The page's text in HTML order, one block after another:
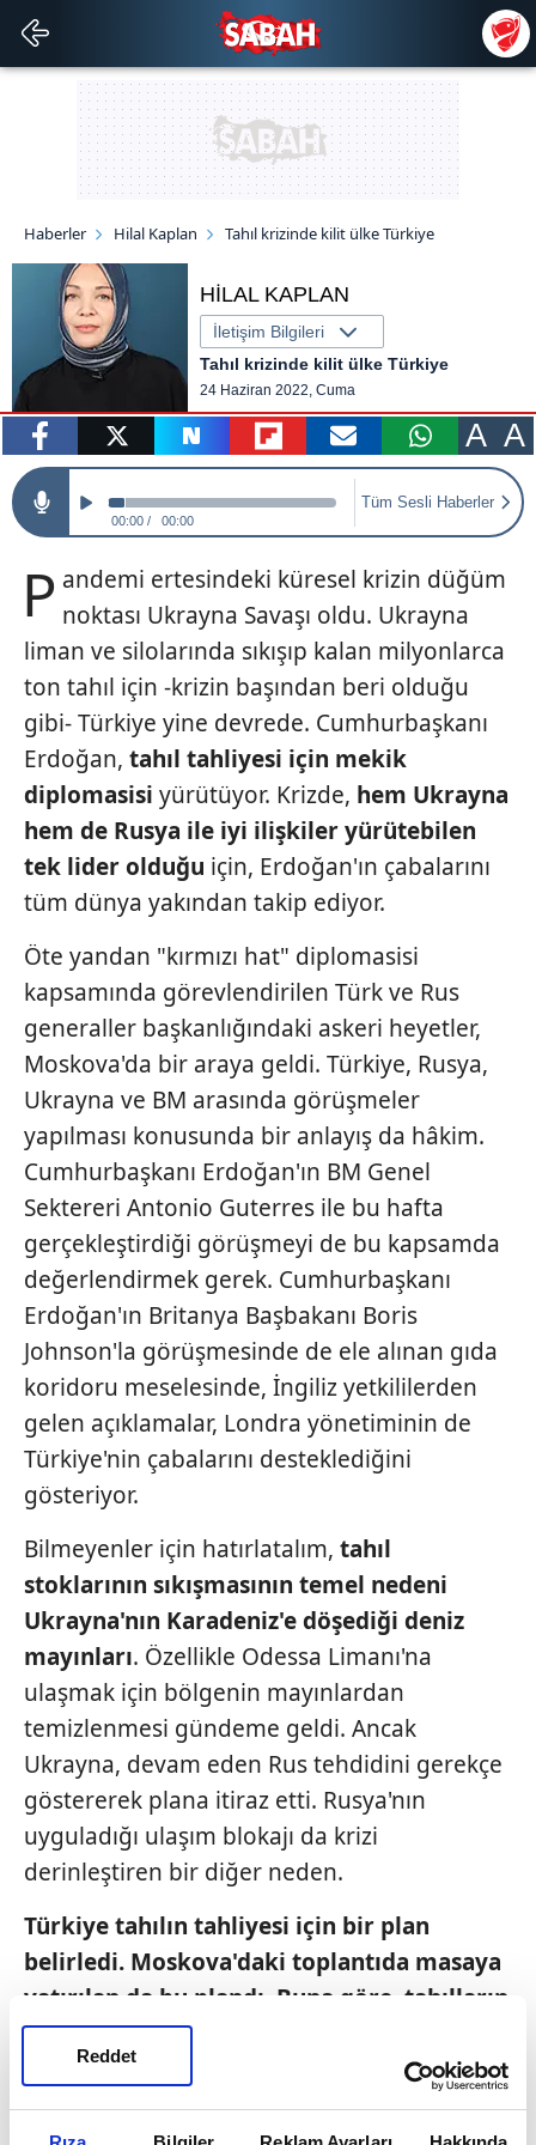
Reddet
Haberler Hilal Kaplan Tahıl krizinde kilit ülke Türkiye
HİLAL KAPLAN
İletişim Bilgileri
Tahıl krizinde kilit ülke Türkiye
24 Haziran 2022, Cuma
paylaş tweetle paylaş paylaş yazara
gönder
paylaş
A A
00:00 00:00
Tüm Sesli Haberler
P andemi ertesindeki küresel krizin düğüm
noktası Ukrayna Savaşı oldu. Ukrayna
liman ve silolarında sıkışıp kalan milyonlarca
ton tahıl için -krizin başından beri olduğu
gibi- Türkiye yine devrede. Cumhurbaşkanı
Erdoğan, tahıl tahliyesi için mekik
diplomasisi yürütüyor. Krizde, hem Ukrayna
hem de Rusya ile iyi ilişkiler yürütebilen
tek lider olduğu için, Erdoğan'ın çabalarını
tüm dünya yakından takip ediyor.
Öte yandan "kırmızı hat" diplomasisi
kapsamında görevlendirilen Türk ve Rus
generaller başkanlığındaki askeri heyetler,
Moskova'da bir araya geldi. Türkiye, Rusya,
Ukrayna ve BM arasında görüşmeler
yapılması konusunda bir anlayış da hâkim.
Cumhurbaşkanı Erdoğan'ın BM Genel
Sektereri Antonio Guterres ile bu hafta
gerçekleştirdiği görüşmeyi de bu kapsamda
değerlendirmek gerek. Cumhurbaşkanı
Erdoğan'ın Britanya Başbakanı Boris
Johnson'la görüşmesinde de ele alınan gıda
koridoru meselesinde, İngiliz yetkililerden
gelen açıklamalar, Londra yönetiminin de
Türkiye'nin çabalarını desteklediğini
gösteriyor.
Bilmeyenler için hatırlatalım, tahıl
stoklarının sıkışmasının temel nedeni
Ukrayna'nın Karadeniz'edöşediği deniz
mayınları. Özellikle Odessa Limanı'na
ulaşmak için bölgenin mayınlardan
temizlenmesi gündeme geldi. Ancak
Ukrayna, devam eden Rustehdidini gerekçe
göstererek plana itiraz etti. Rusya'nın
uyguladığı ulaşım blokajı da krizi
derinleştiren bir diğer neden.
Türkiye tahılın tahliyesi için bir plan
belirledi. Moskova'daki toplantıda masaya
yatırılan da bu plandı. Buna göre, tahılların
güvenli çıkışıiçin Odessa açıklarındaki
mayınlıalanlardan 3 güvenli koridor
belirlenecek. Koridorlardan geçiş